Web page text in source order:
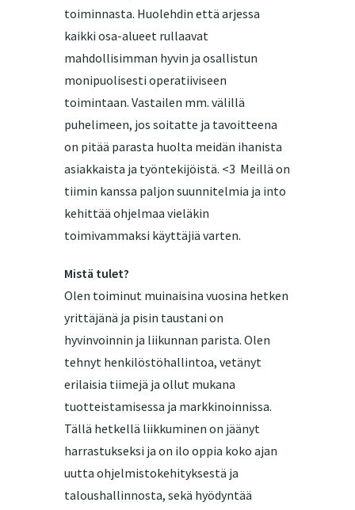
toiminnasta. Huolehdin että arjessa
kaikki osa-alueet rullaavat
mahdollisimman hyvin ja osallistun
monipuolisesti operatiiviseen
toimintaan. Vastailen mm. välillä
puhelimeen, jos soitatte ja tavoitteena
on pitää parasta huolta meidän ihanista
asiakkaista ja työntekijöistä. <3 Meillä on
tiimin kanssa paljon suunnitelmia ja into
kehittää ohjelmaa vieläkin
toimivammaksi käyttäjiä varten.
Mistä tulet?
Olen toiminut muinaisina vuosina hetken
yrittäjänä ja pisin taustani on
hyvinvoinnin ja liikunnan parista. Olen
tehnyt henkilöstöhallintoa, vetänyt
erilaisia tiimejä ja ollut mukana
tuotteistamisessa ja markkinoinnissa.
Tällä hetkellä liikkuminen on jäänyt
harrastukseksi ja on ilo oppia koko ajan
uutta ohjelmistokehityksestä ja
taloushallinnosta, sekä hyödyntää